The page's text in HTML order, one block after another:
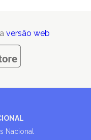
versão web
Nacional